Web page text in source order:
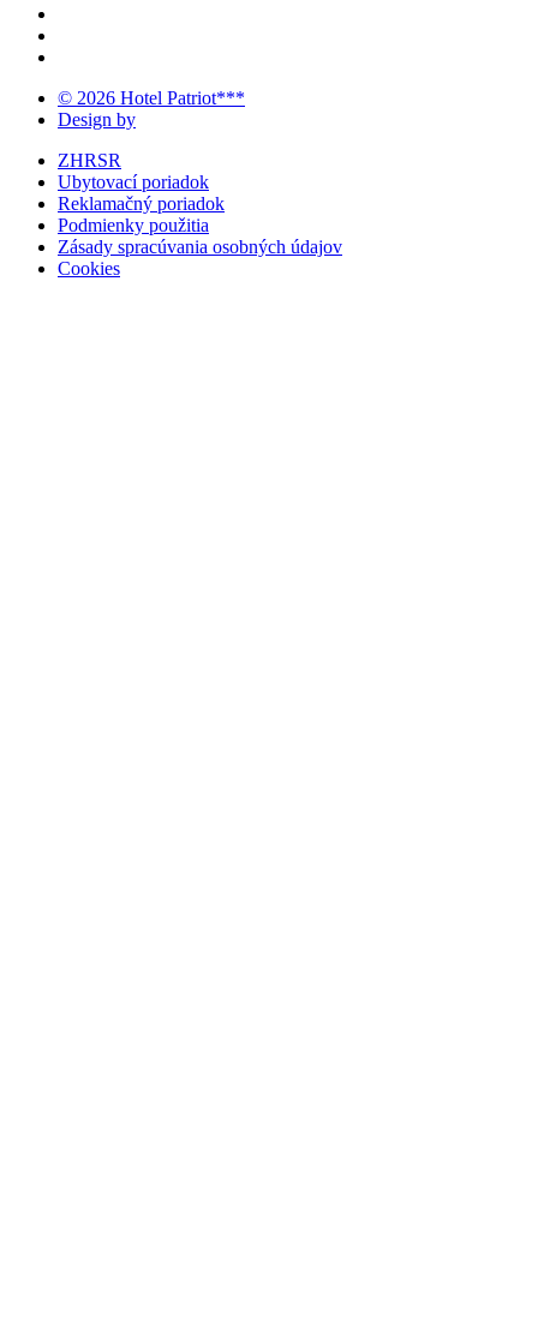
© 2026 Hotel Patriot***
Design by
ZHRSR
Ubytovací poriadok
Reklamačný poriadok
Podmienky použitia
Zásady spracúvania osobných údajov
Cookies